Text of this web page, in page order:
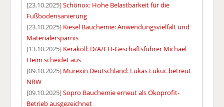
[23.10.2025]Schönox: Hohe Belastbarkeit für die
Fußbodensanierung
[23.10.2025] Kiesel Bauchemie: Anwendungsvielfalt und
Materialersparnis
[13.10.2025] Kerakoll: D/A/CH-Geschäftsführer Michael
Heim scheidet aus
[09.10.2025] Murexin Deutschland: Lukas Lukuc betreut
NRW
[09.10.2025]Sopro Bauchemie erneut als Ökoprofit-
Betrieb ausgezeichnet